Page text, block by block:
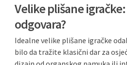
Velike plišane
odgovara?
Idealne velike plišane igračke
bilo da tražite klasični dar za